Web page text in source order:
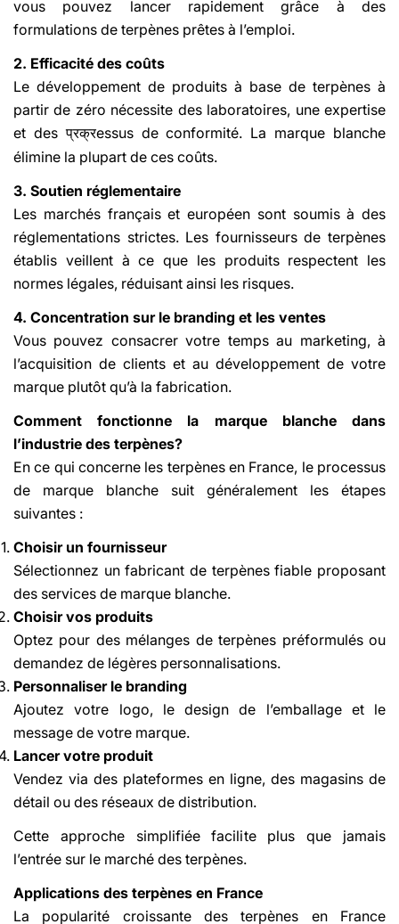
vous pouvez lancer rapidement grâce à des
formulations de terpènes prêtes à l’emploi.
2. Efficacité des coûts
Le développement de produits à base de terpènes à
partir de zéro nécessite des laboratoires, une expertise
et desप्रक्रessus de conformité. La marque blanche
élimine la plupart de ces coûts.
3. Soutien réglementaire
Les marchés français et européen sont soumis à des
réglementations strictes. Les fournisseurs de terpènes
établis veillent à ce que les produits respectent les
normes légales, réduisant ainsi les risques.
4. Concentration sur le branding et les ventes
Vous pouvez consacrer votre temps au marketing, à
l’acquisition de clients et au développement de votre
marque plutôt qu’à la fabrication.
Comment fonctionne la marque blanche dans
l’industrie des terpènes?
En ce qui concerne les terpènes en France, le processus
de marque blanche suit généralement les étapes
suivantes :
Choisir un fournisseur
Sélectionnez un fabricant de terpènes fiable proposant
des services de marque blanche.
Choisir vos produits
Optez pour des mélanges de terpènes préformulés ou
demandez de légères personnalisations.
Personnaliser le branding
Ajoutez votre logo, le design de l’emballage et le
message de votre marque.
Lancer votre produit
Vendez via des plateformes en ligne, des magasins de
détail ou des réseaux de distribution.
Cette approche simplifiée facilite plus que jamais
l’entrée sur le marché des terpènes.
Applications des terpènes en France
La popularité croissante des terpènes en France